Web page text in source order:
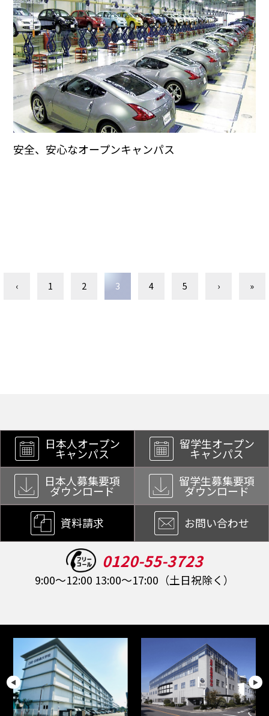
安全、安心なオープンキャンパス
‹ 1 2 3 4 5 › »
日本人オープン
キャンパス
留学生オープン
キャンパス
日本人募集要項
ダウンロード
留学生募集要項
ダウンロード
資料請求 お問い合わせ
0120-55-3723
9:00～12:00 13:00～17:00（土日祝除く）